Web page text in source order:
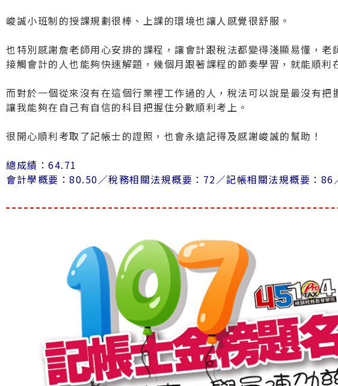
峻誠小班制的授課規劃很棒、上課的環境也讓人感覺很舒服。
也特別感謝詹老師用心安排的課程，讓會計跟稅法都變得淺顯易懂，
接觸會計的人也能夠快速解題，幾個月跟著課程的節奏學習，就能順利
而對於一個從來沒有在這個行業裡工作過的人，稅法可以說是最沒有
讓我能夠在自己有自信的科目把握住分數順利考上。
很開心順利考取了記帳士的證照，也會永遠記得及感謝峻誠的幫助！
總成績：64.71
會計學概要：80.50／稅務相關法規概要：72／記帳相關法規概要：86